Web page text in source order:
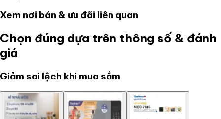
Xem nơi bán & ưu đãi liên quan
Chọn đúng dựa trên thông số & đánh
giá
Giảm sai lệch khi mua sắm